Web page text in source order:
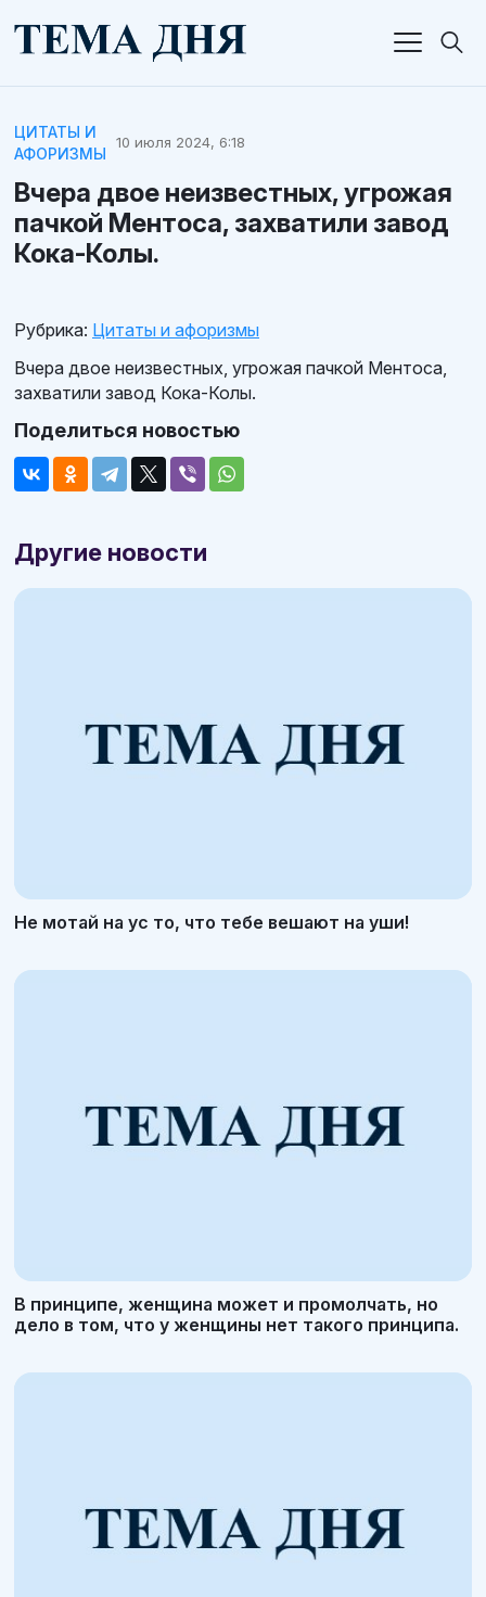
ЦИТАТЫ И
АФОРИЗМЫ
10 июля 2024, 6:18
Вчера двое неизвестных, угрожая
пачкой Ментоса, захватили завод
Кока-Колы.
Рубрика: Цитаты и афоризмы
Вчера двое неизвестных, угрожая пачкой Ментоса,
захватили завод Кока-Колы.
Поделиться новостью
Другие новости
Не мотай на ус то, что тебе вешают на уши!
В принципе, женщина может и промолчать, но
дело в том, что у женщины нет такого принципа.